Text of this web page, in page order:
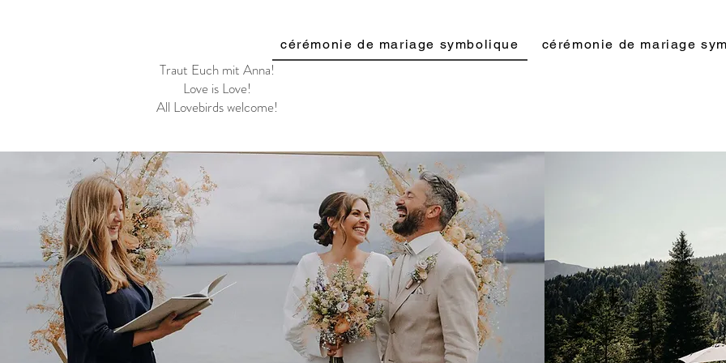
cérémonie de mariage symbolique cérémonie de mariage
Traut Euch mit Anna!
Love is Love!
All Lovebirds welcome!